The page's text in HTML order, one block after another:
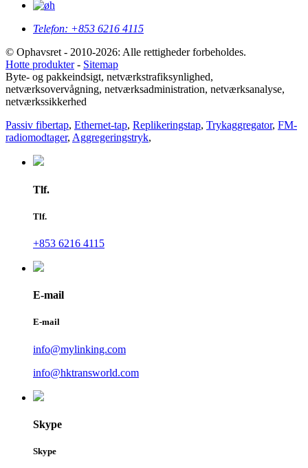
Telefon: +853 6216 4115
© Ophavsret - 2010-2026: Alle rettigheder forbeholdes.
Hotte produkter- Sitemap
Byte- og pakkeindsigt, netværkstrafiksynlighed,
netværksovervågning, netværksadministration, netværksanalyse,
netværkssikkerhed
Passiv fibertap, Ethernet-tap, Replikeringstap, Trykaggregator, FM-
radiomodtager, Aggregeringstryk,
Tlf.
Tlf.
+853 6216 4115
E-mail
E-mail
info@mylinking.com
info@hktransworld.com
Skype
Skype